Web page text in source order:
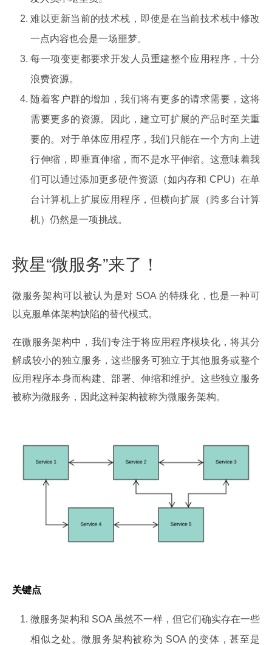
难以更新当前的技术栈，即使是在当前技术栈中修改
一点内容也会是一场噩梦。
每一项变更都要求开发人员重建整个应用程序，十分
浪费资源。
随着客户群的增加，我们将有更多的请求需要，这将
需要更多的资源。因此，建立可扩展的产品时至关重
要的。对于单体应用程序，我们只能在一个方向上进
行伸缩，即垂直伸缩，而不是水平伸缩。这意味着我
们可以通过添加更多硬件资源（如内存和 CPU）在单
台计算机上扩展应用程序，但横向扩展（跨多台计算
机）仍然是一项挑战。
救星“微服务”来了！
微服务架构可以被认为是对 SOA 的特殊化，也是一种可
以克服单体架构缺陷的替代模式。
在微服务架构中，我们专注于将应用程序模块化，将其分
解成较小的独立服务，这些服务可独立于其他服务或整个
应用程序本身而构建、部署、伸缩和维护。这些独立服务
被称为微服务，因此这种架构被称为微服务架构。
关键点
微服务架构和 SOA 虽然不一样，但它们确实存在一些
相似之处。微服务架构被称为 SOA 的变体，甚至是